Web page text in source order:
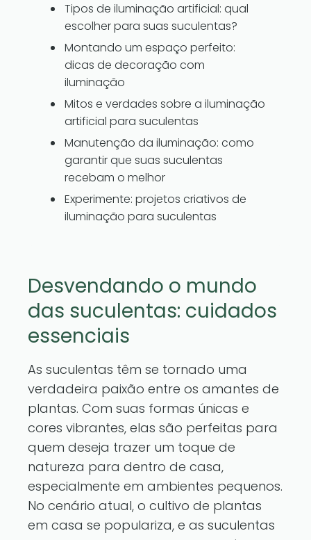
Tipos de iluminação artificial: qual
escolher para suas suculentas?
Montando um espaço perfeito:
dicas de decoração com
iluminação
Mitos e verdades sobre a iluminação
artificial para suculentas
Manutenção da iluminação: como
garantir que suas suculentas
recebam o melhor
Experimente: projetos criativos de
iluminação para suculentas
Desvendando o mundo
das suculentas: cuidados
essenciais
As suculentas têm se tornado uma
verdadeira paixão entre os amantes de
plantas. Com suas formas únicas e
cores vibrantes, elas são perfeitas para
quem deseja trazer um toque de
natureza para dentro de casa,
especialmente em ambientes pequenos.
No cenário atual, o cultivo de plantas
em casa se populariza, e as suculentas